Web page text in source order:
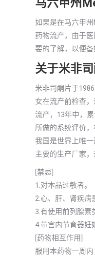
马六甲州
如果是在马六甲
药物流产，由于
要的了解，以便备
关于米非司
米非司酮片于
女在流产前检查
流产，13年中，
所做的系统评价
我国是世界上唯
主要的生产厂家
[禁忌]
1.对本品过敏者。
2.心、肝、肾疾病
3.有使用前列腺素
4.带宫内节育器妊
[药物相互作用]
服用本药物一周